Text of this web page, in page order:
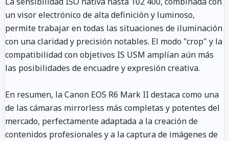
un visor electrónico de alta definición y luminoso,
permite trabajar en todas las situaciones de iluminación
con una claridad y precisión notables. El modo "crop" y la
compatibilidad con objetivos IS USM amplían aún más
las posibilidades de encuadre y expresión creativa.
En resumen, la Canon EOS R6 Mark II destaca como una
de las cámaras mirrorless más completas y potentes del
mercado, perfectamente adaptada a la creación de
contenidos profesionales y a la captura de imágenes de